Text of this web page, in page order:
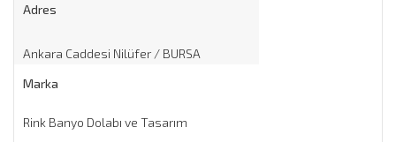
Adres
Ankara Caddesi Nilüfer / BURSA
Marka
Rink Banyo Dolabı ve Tasarım